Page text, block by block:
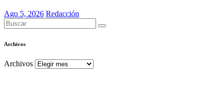
Ago 5, 2026 Redacción
Archivos
Archivos